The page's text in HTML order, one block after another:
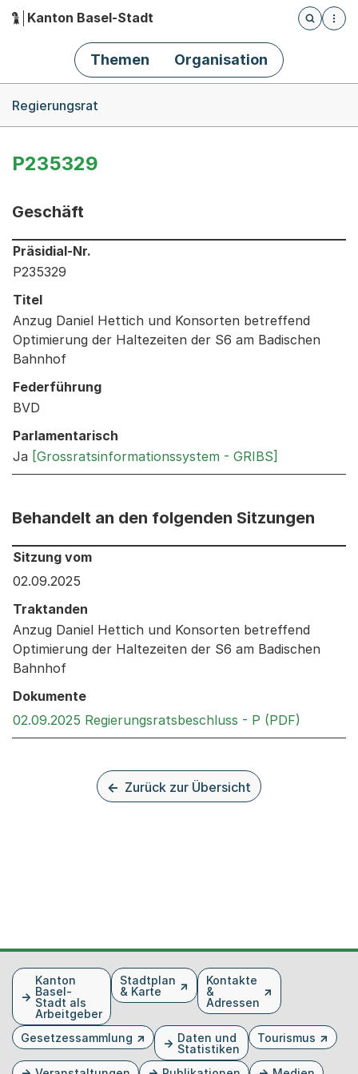
Hauptnavigation
Kanton Basel-Stadt
Öffnet
Themen Organisation
Regierungsrat
P235329
Geschäft
Informationen zum Ausgewählten Geschäft
Präsidial-Nr.
P235329
Titel
Anzug Daniel Hettich und Konsorten betreffend
Optimierung der Haltezeiten der S6 am Badischen
Bahnhof
Federführung
BVD
Parlamentarisch
Ja [Grossratsinformationssystem - GRIBS]
Behandelt an den folgenden Sitzungen
Behandelt an den folgenden Sitzungen: Informationen
Sitzung vom
02.09.2025
Traktanden
Anzug Daniel Hettich und Konsorten betreffend
Optimierung der Haltezeiten der S6 am Badischen
Bahnhof
Dokumente
02.09.2025 Regierungsratsbeschluss - P (PDF)
Zurück zur Übersicht
FusszeileKanton
Basel-
Stadt als
Arbeitgeber
Stadtplan
& Karte
Kontakte
&
Adressen
Gesetzessammlung
Daten und
Statistiken
Tourismus